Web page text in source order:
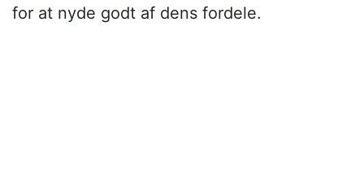
for at nyde godt af dens fordele.